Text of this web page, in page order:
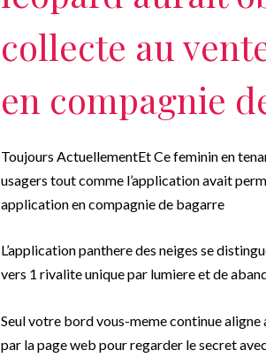
collecte au
en compagnie
Toujours ActuellementEt Ce feminin en
usagers tout comme l’application avait
application en compagnie de bagarre
L’application panthere des neiges se
vers 1 rivalite unique par lumiere et de
Seul votre bord vous-meme continue
par la page web pour regarder le secret